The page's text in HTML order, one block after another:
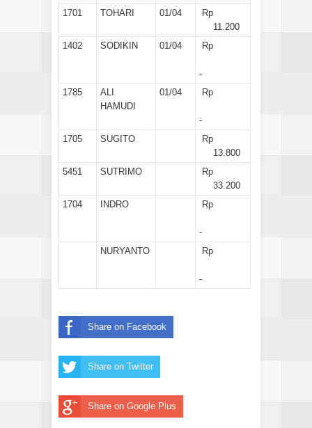
1701
TOHARI 01/04
Rp
11.200
1402
SODIKIN 01/04 Rp
-
1785
ALI
HAMUDI
01/04 Rp
-
1705
SUGITO
Rp
13.800
5451
SUTRIMO
Rp
33.200
1704
INDRO Rp
-
NURYANTO
Rp
-
Share on Facebook
Share on Twitter
Share on Google Plus